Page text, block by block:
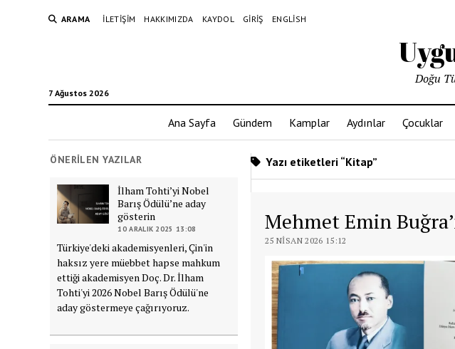
ARAMA İLETIŞIM HAKKIMIZDA KAYDOL GIRIŞ ENGLISH
7 Ağustos 2026
Doğu
Ana Sayfa Gündem Kamplar Aydınlar Çocuklar
ÖNERILEN YAZILAR
İlham Tohti’yi Nobel
Barış Ödülü’ne aday
gösterin
10 ARALIK 2025 13:08
Türkiye'deki akademisyenleri, Çin'in
haksız yere müebbet hapse mahkum
ettiği akademisyen Doç. Dr. İlham
Tohti'yi 2026 Nobel Barış Ödülü'ne
aday göstermeye çağırıyoruz.
Yazı etiketleri “Kitap”
Mehmet Emin
25 NISAN 2026 15:12